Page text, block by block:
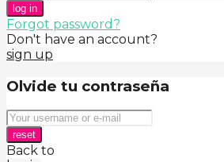
log in
Forgot password?
Don't have an account?
sign up
Olvide tu contraseña
reset
Back to